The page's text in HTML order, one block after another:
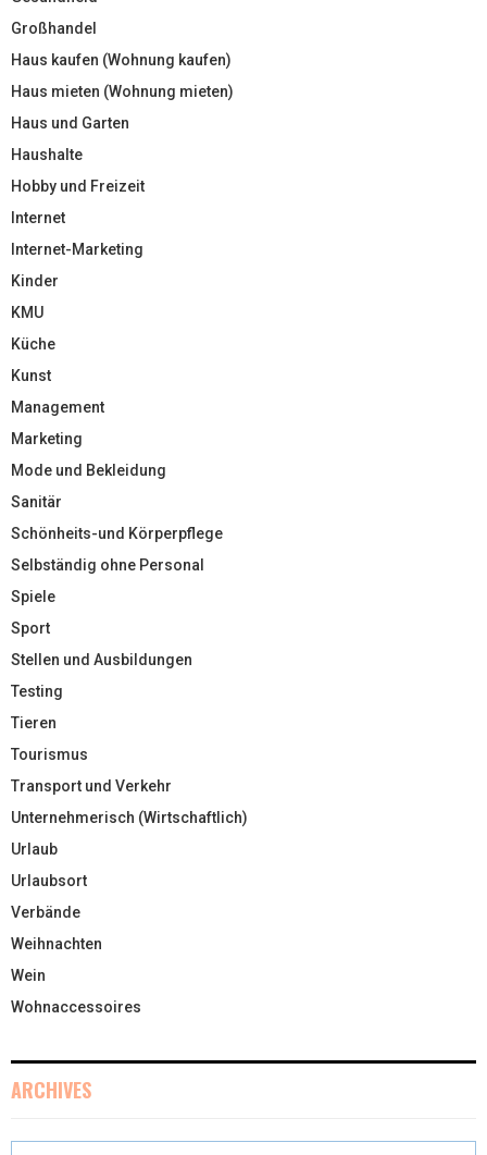
Großhandel
Haus kaufen (Wohnung kaufen)
Haus mieten (Wohnung mieten)
Haus und Garten
Haushalte
Hobby und Freizeit
Internet
Internet-Marketing
Kinder
KMU
Küche
Kunst
Management
Marketing
Mode und Bekleidung
Sanitär
Schönheits-und Körperpflege
Selbständig ohne Personal
Spiele
Sport
Stellen und Ausbildungen
Testing
Tieren
Tourismus
Transport und Verkehr
Unternehmerisch (Wirtschaftlich)
Urlaub
Urlaubsort
Verbände
Weihnachten
Wein
Wohnaccessoires
ARCHIVES